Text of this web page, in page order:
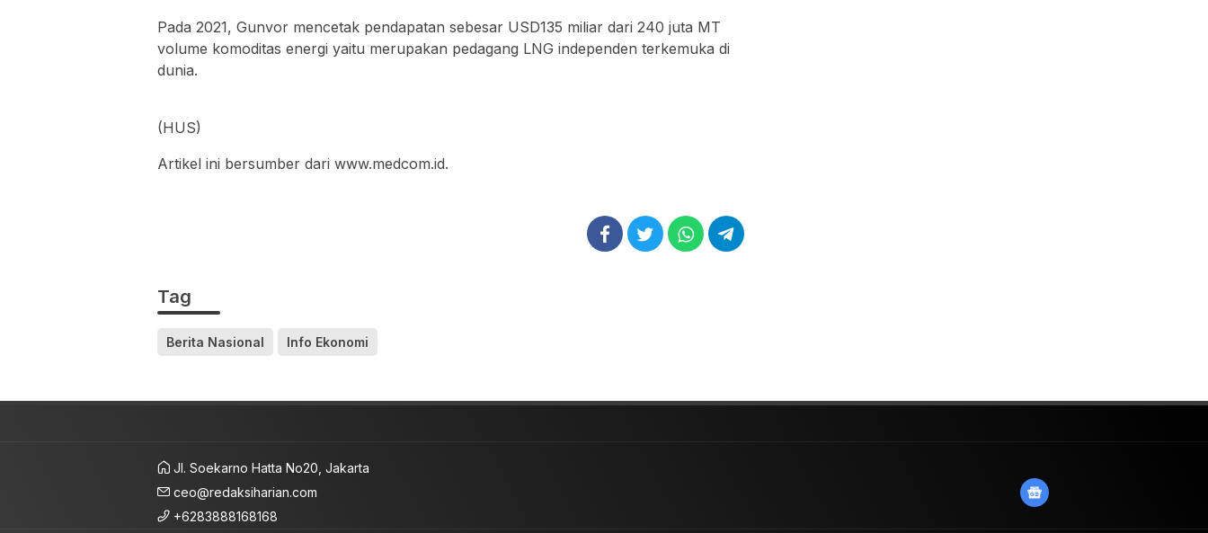
Pada 2021, Gunvor mencetak pendapatan sebesar USD135 miliar dari 240 juta MT
volume komoditas energi yaitu merupakan pedagang LNG independen terkemuka di
dunia.
(HUS)
Artikel ini bersumber dari www.medcom.id.
Tag
Berita Nasional Info Ekonomi
Jl. Soekarno Hatta No20, Jakarta
ceo@redaksiharian.com
+6283888168168